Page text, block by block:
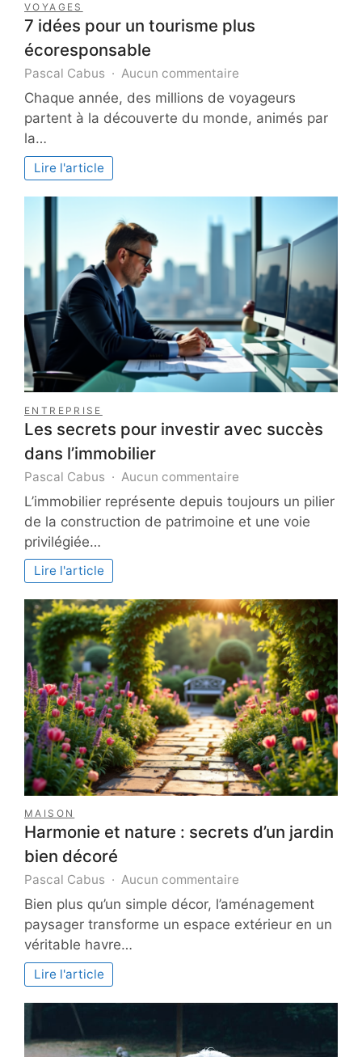
VOYAGES
7 idées pour un tourisme plus
écoresponsable
Pascal Cabus Aucun commentaire
idées
pour
écoresponsable
Chaque année, des millions de voyageurs
partent à la découverte du monde, animés par
la…
Lire l'article
ENTREPRISE
Les secrets pour investir avec succès
dans l’immobilier
Pascal Cabus Aucun commentaire
Les
secrets
pour
dans
l’immobilier
L’immobilier représente depuis toujours un pilier
de la construction de patrimoine et une voie
privilégiée…
Lire l'article
MAISON
Harmonie et nature : secrets d’un jardin
bien décoré
Pascal Cabus Aucun commentaire
Harmonie
et
nature
jardin
Bien plus qu’un simple décor, l’aménagement
paysager transforme un espace extérieur en un
véritable havre…
Lire l'article